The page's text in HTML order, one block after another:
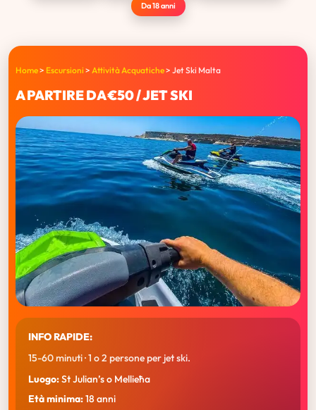
Da 18 anni
Home> Escursioni > Attività Acquatiche> Jet Ski Malta
A PARTIRE DA €50 / JET SKI
INFO RAPIDE:
15-60 minuti · 1 o 2 persone per jet ski.
Luogo:St Julian’s o Mellieħa
Età minima:18 anni